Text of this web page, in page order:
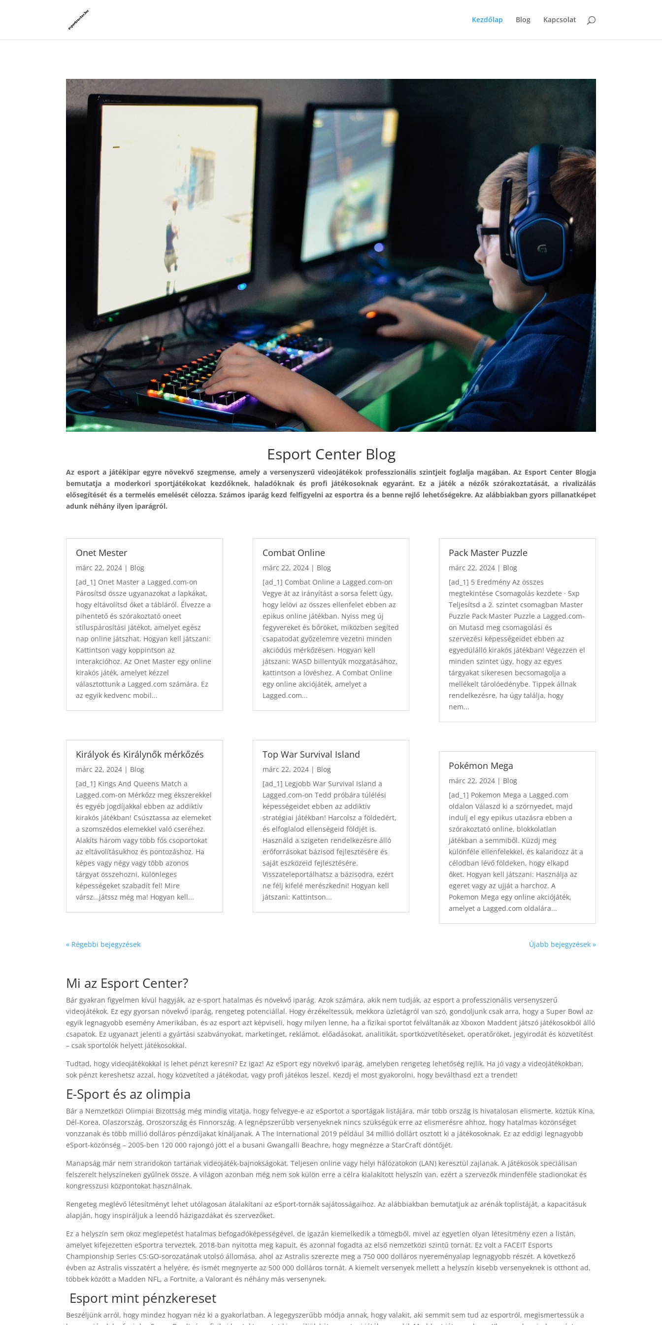
Kezdőlap Blog Kapcsolat
Esport Center Blog
Az esport a játékipar egyre növekvő szegmense, amely a versenyszerű videojátékok professzionális szintjeit foglalja magában. Az Esport Center Blogja
bemutatja a moderkori sportjátékokat kezdőknek, haladóknak és profi játékosoknak egyaránt. Ez a játék a nézők szórakoztatását, a rivalizálás
elősegítését és a termelés emelését célozza. Számos iparág kezd felfigyelni az esportra és a benne rejlő lehetőségekre. Az alábbiakban gyors pillanatképet
adunk néhány ilyen iparágról.
Onet Mester
márc 22, 2024 | Blog
[ad_1] Onet Master a Lagged.com-on
Párosítsd össze ugyanazokat a lapkákat,
hogy eltávolítsd őket a tábláról. Élvezze a
pihentető és szórakoztató oneet
stíluspárosítási játékot, amelyet egész
nap online játszhat. Hogyan kell játszani:
Kattintson vagy koppintson az
interakcióhoz. Az Onet Master egy online
kirakós játék, amelyet kézzel
választottunk a Lagged.com számára. Ez
az egyik kedvenc mobil...
Királyok és Királynők mérkőzés
márc 22, 2024 | Blog
[ad_1] Kings And Queens Match a
Lagged.com-on Mérkőzz meg ékszerekkel
és egyéb jogdíjakkal ebben az addiktív
kirakós játékban! Csúsztassa az elemeket
a szomszédos elemekkel való cseréhez.
Alakíts három vagy több fős csoportokat
az eltávolításukhoz és pontozáshoz. Ha
képes vagy négy vagy több azonos
tárgyat összehozni, különleges
képességeket szabadít fel! Mire
vársz...játssz még ma! Hogyan kell...
Combat Online
márc 22, 2024| Blog
[ad_1] Combat Online a Lagged.com-on
Vegye át az irányítást a sorsa felett úgy,
hogy lelövi az összes ellenfelet ebben az
epikus online játékban. Nyiss meg új
fegyvereket és bőröket, miközben segíted
csapatodat győzelemre vezetni minden
akciódús mérkőzésen. Hogyan kell
játszani: WASD billentyűk mozgatásához,
kattintson a lövéshez. A Combat Online
egy online akciójáték, amelyet a
Lagged.com...
Top War Survival Island
márc 22, 2024| Blog
[ad_1] Legjobb War Survival Island a
Lagged.com-on Tedd próbára túlélési
képességeidet ebben az addiktív
stratégiai játékban! Harcolsz a földedért,
és elfoglalod ellenségeid földjét is.
Használd a szigeten rendelkezésre álló
erőforrásokat bázisod fejlesztésére és
saját eszközeid fejlesztésére.
Visszateleportálhatsz a bázisodra, ezért
ne félj kifelé merészkedni! Hogyan kell
játszani: Kattintson...
Pack Master Puzzle
márc 22, 2024| Blog
[ad_1] 5 Eredmény Az összes
megtekintése Csomagolás kezdete · 5xp
Teljesítsd a 2. szintet csomagban Master
Puzzle Pack Master Puzzle a Lagged.com-
on Mutasd meg csomagolási és
szervezési képességeidet ebben az
egyedülálló kirakós játékban! Végezzen el
minden szintet úgy, hogy az egyes
tárgyakat sikeresen becsomagolja a
mellékelt tárolóedénybe. Tippek állnak
rendelkezésre, ha úgy találja, hogy
nem...
Pokémon Mega
márc 22, 2024| Blog
[ad_1] Pokemon Mega a Lagged.com
oldalon Válaszd ki a szörnyedet, majd
indulj el egy epikus utazásra ebben a
szórakoztató online, blokkolatlan
játékban a semmiből. Küzdj meg
különféle ellenfelekkel, és kalandozz át a
célodban lévő földeken, hogy elkapd
őket. Hogyan kell játszani: Használja az
egeret vagy az ujját a harchoz. A
Pokemon Mega egy online akciójáték,
amelyet a Lagged.com oldalára...
« Régebbi bejegyzések Újabb bejegyzések »
Mi az Esport Center?
Bár gyakran figyelmen kívül hagyják, az e-sport hatalmas és növekvő iparág. Azok számára, akik nem tudják, az esport a professzionális versenyszerű
videojátékok. Ez egy gyorsan növekvő iparág, rengeteg potenciállal. Hogy érzékeltessük, mekkora üzletágról van szó, gondoljunk csak arra, hogy a Super Bowl az
egyik legnagyobb esemény Amerikában, és az esport azt képviseli, hogy milyen lenne, ha a fizikai sportot felváltanák az Xboxon Maddent játszó játékosokból álló
csapatok. Ez ugyanazt jelenti a gyártási szabványokat, marketinget, reklámot, előadásokat, analitikát, sportközvetítéseket, operatőröket, jegyirodát és közvetítést
– csak sportolók helyett játékosokkal.
Tudtad, hogy videojátékokkal is lehet pénzt keresni? Ez igaz! Az eSport egy növekvő iparág, amelyben rengeteg lehetőség rejlik. Ha jó vagy a videojátékokban,
sok pénzt kereshetsz azzal, hogy közvetíted a játékodat, vagy profi játékos leszel. Kezdj el most gyakorolni, hogy beválthasd ezt a trendet!
E-Sport és az olimpia
Bár a Nemzetközi Olimpiai Bizottság még mindig vitatja, hogy felvegye-e az eSportot a sportágak listájára, már több ország is hivatalosan elismerte, köztük Kína,
Dél-Korea, Olaszország, Oroszország és Finnország. A legnépszerűbb versenyeknek nincs szükségük erre az elismerésre ahhoz, hogy hatalmas közönséget
vonzzanak és több millió dolláros pénzdíjakat kínáljanak. A The International 2019 például 34 millió dollárt osztott ki a játékosoknak. Ez az eddigi legnagyobb
eSport-közönség – 2005-ben 120 000 rajongó jött el a busani Gwangalli Beachre, hogy megnézze a StarCraft döntőjét.
Manapság már nem strandokon tartanak videojáték-bajnokságokat. Teljesen online vagy helyi hálózatokon (LAN) keresztül zajlanak. A játékosok speciálisan
felszerelt helyszíneken gyűlnek össze. A világon azonban még nem sok külön erre a célra kialakított helyszín van, ezért a szervezők mindenféle stadionokat és
kongresszusi központokat használnak.
Rengeteg meglévő létesítményt lehet utólagosan átalakítani az eSport-tornák sajátosságaihoz. Az alábbiakban bemutatjuk az arénák toplistáját, a kapacitásuk
alapján, hogy inspiráljuk a leendő házigazdákat és szervezőket.
Ez a helyszín sem okoz meglepetést hatalmas befogadóképességével, de igazán kiemelkedik a tömegből, mivel az egyetlen olyan létesítmény ezen a listán,
amelyet kifejezetten eSportra terveztek. 2018-ban nyitotta meg kapuit, és azonnal fogadta az első nemzetközi szintű tornát. Ez volt a FACEIT Esports
Championship Series CS:GO-sorozatának utolsó állomása, ahol az Astralis szerezte meg a 750 000 dolláros nyereményalap legnagyobb részét. A következő
évben az Astralis visszatért a helyére, és ismét megnyerte az 500 000 dolláros tornát. A kiemelt versenyek mellett a helyszín kisebb versenyeknek is otthont ad,
többek között a Madden NFL, a Fortnite, a Valorant és néhány más versenynek.
Esport mint pénzkereset
Beszéljünk arról, hogy mindez hogyan néz ki a gyakorlatban. A legegyszerűbb módja annak, hogy valakit, aki semmit sem tud az esportról, megismertessük a